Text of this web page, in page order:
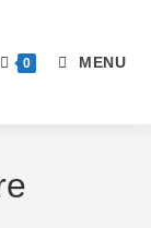
0 MENU